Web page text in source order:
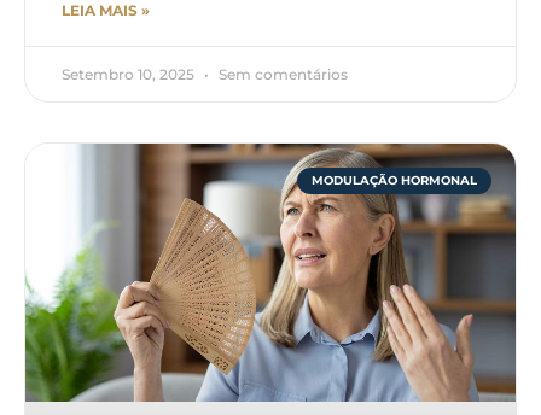
LEIA MAIS »
Setembro 10, 2025 Sem comentários
MODULAÇÃO HORMONAL